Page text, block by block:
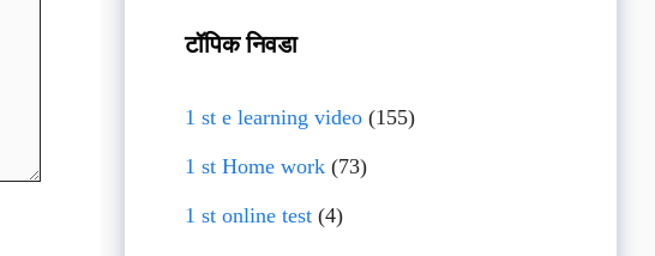
टॉपिक निवडा
1 st e learning video (155)
1 st Home work (73)
1 st online test (4)